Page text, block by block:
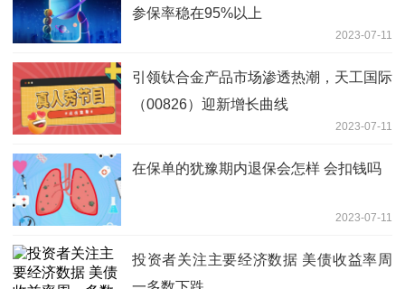
参保率稳在95%以上
2023-07-11
引领钛合金产品市场渗透热潮，天工国际
（00826）迎新增长曲线
2023-07-11
在保单的犹豫期内退保会怎样 会扣钱吗
2023-07-11
投资者关注主要经济数据 美债收益率周